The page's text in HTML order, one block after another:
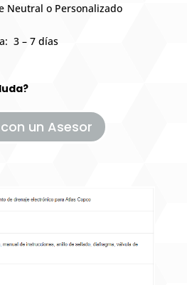
Neutral o Personalizado
3 – 7 días
un Asesor